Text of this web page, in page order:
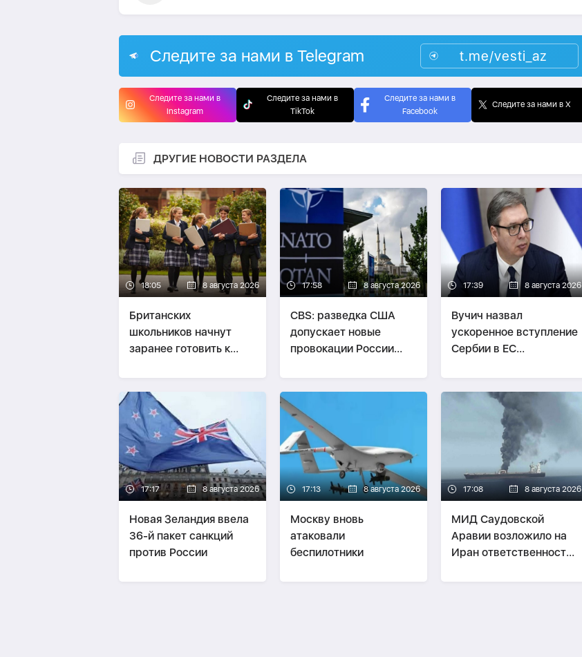
Следите за нами в Telegram t.me/vesti_az
Следите за нами в
Instagram
Следите за нами в
TikTok
Следите за нами в
Facebook
Следите за нами в X
ДРУГИЕ НОВОСТИ РАЗДЕЛА
18:05 8 августа 2026
Британских
школьников начнут
заранее готовить к
17:58 8 августа 2026
CBS: разведка США
допускает новые
провокации России
17:39 8 августа 2026
Вучич назвал
ускоренное вступление
Сербии в ЕС
17:17 8 августа 2026
Новая Зеландия ввела
36-й пакет санкций
против России
17:13 8 августа 2026
Москву вновь
атаковали
беспилотники
17:08 8 августа 2026
МИД Саудовской
Аравии возложило на
Иран ответственность